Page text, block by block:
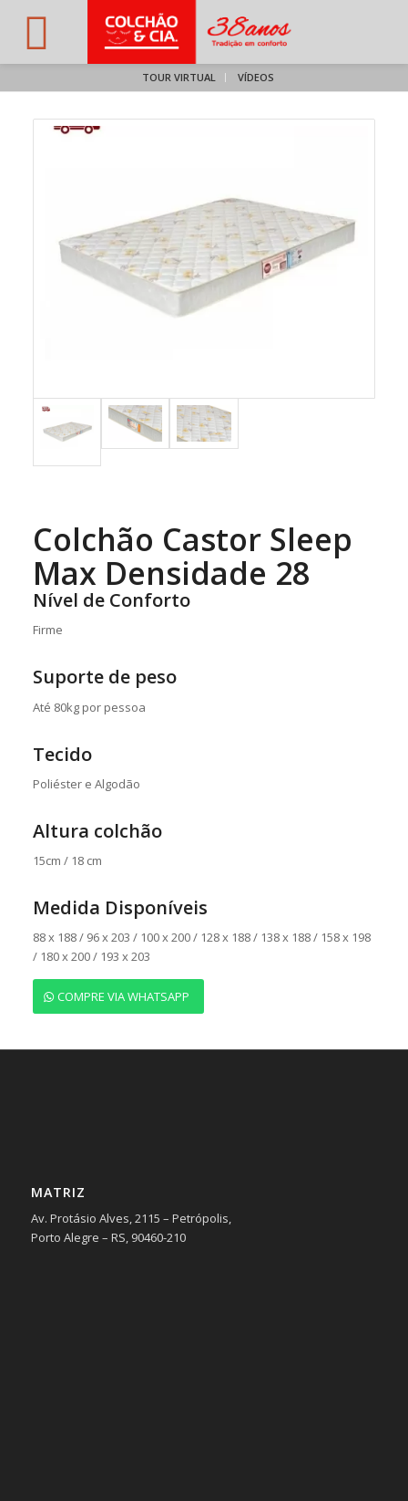
TOUR VIRTUAL VÍDEOS
Colchão Castor Sleep
Max Densidade 28
Nível de Conforto
Firme
Suporte de peso
Até 80kg por pessoa
Tecido
Poliéster e Algodão
Altura colchão
15cm / 18 cm
Medida Disponíveis
88 x 188 / 96 x 203 / 100 x 200 / 128 x 188 / 138 x 188 / 158 x 198
/ 180 x 200 / 193 x 203
COMPRE VIA WHATSAPP
MATRIZ
Av. Protásio Alves, 2115 – Petrópolis,
Porto Alegre – RS, 90460-210